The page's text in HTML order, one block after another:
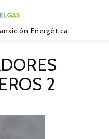
Energética
2